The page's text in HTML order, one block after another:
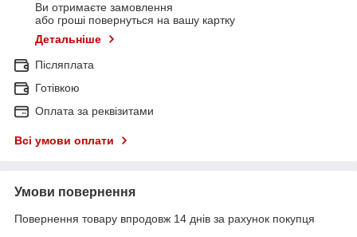
Ви отримаєте замовлення
або гроші повернуться на вашу картку
Детальніше
Післяплата
Готівкою
Оплата за реквізитами
Всі умови оплати
Умови повернення
Повернення товару впродовж 14 днів за рахунок покупця